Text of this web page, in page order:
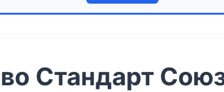
Стандарт